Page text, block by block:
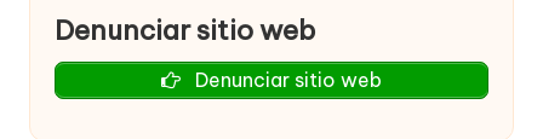
Denunciar sitio web
Denunciar sitio web